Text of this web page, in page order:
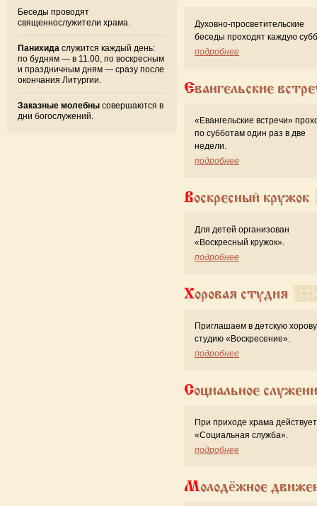
Беседы проводят
священнослужители храма.
Панихида служится каждый день:
по будням — в 11.00, по воскресным
и праздничным дням — сразу после
окончания Литургии.
Заказные молебны совершаются в
дни богослужений.
Духовно-просветительские
беседы проходят каждую
подробнее
Евангельские
«Евангельские встречи»
по субботам один раз в две
недели.
подробнее
Воскресный кружок
Для детей организован
«Воскресный кружок».
подробнее
Хоровая студия
Приглашаем в детскую
студию «Воскресение».
подробнее
Социальное
При приходе храма действует
«Cоциальная служба».
подробнее
Молодёжное